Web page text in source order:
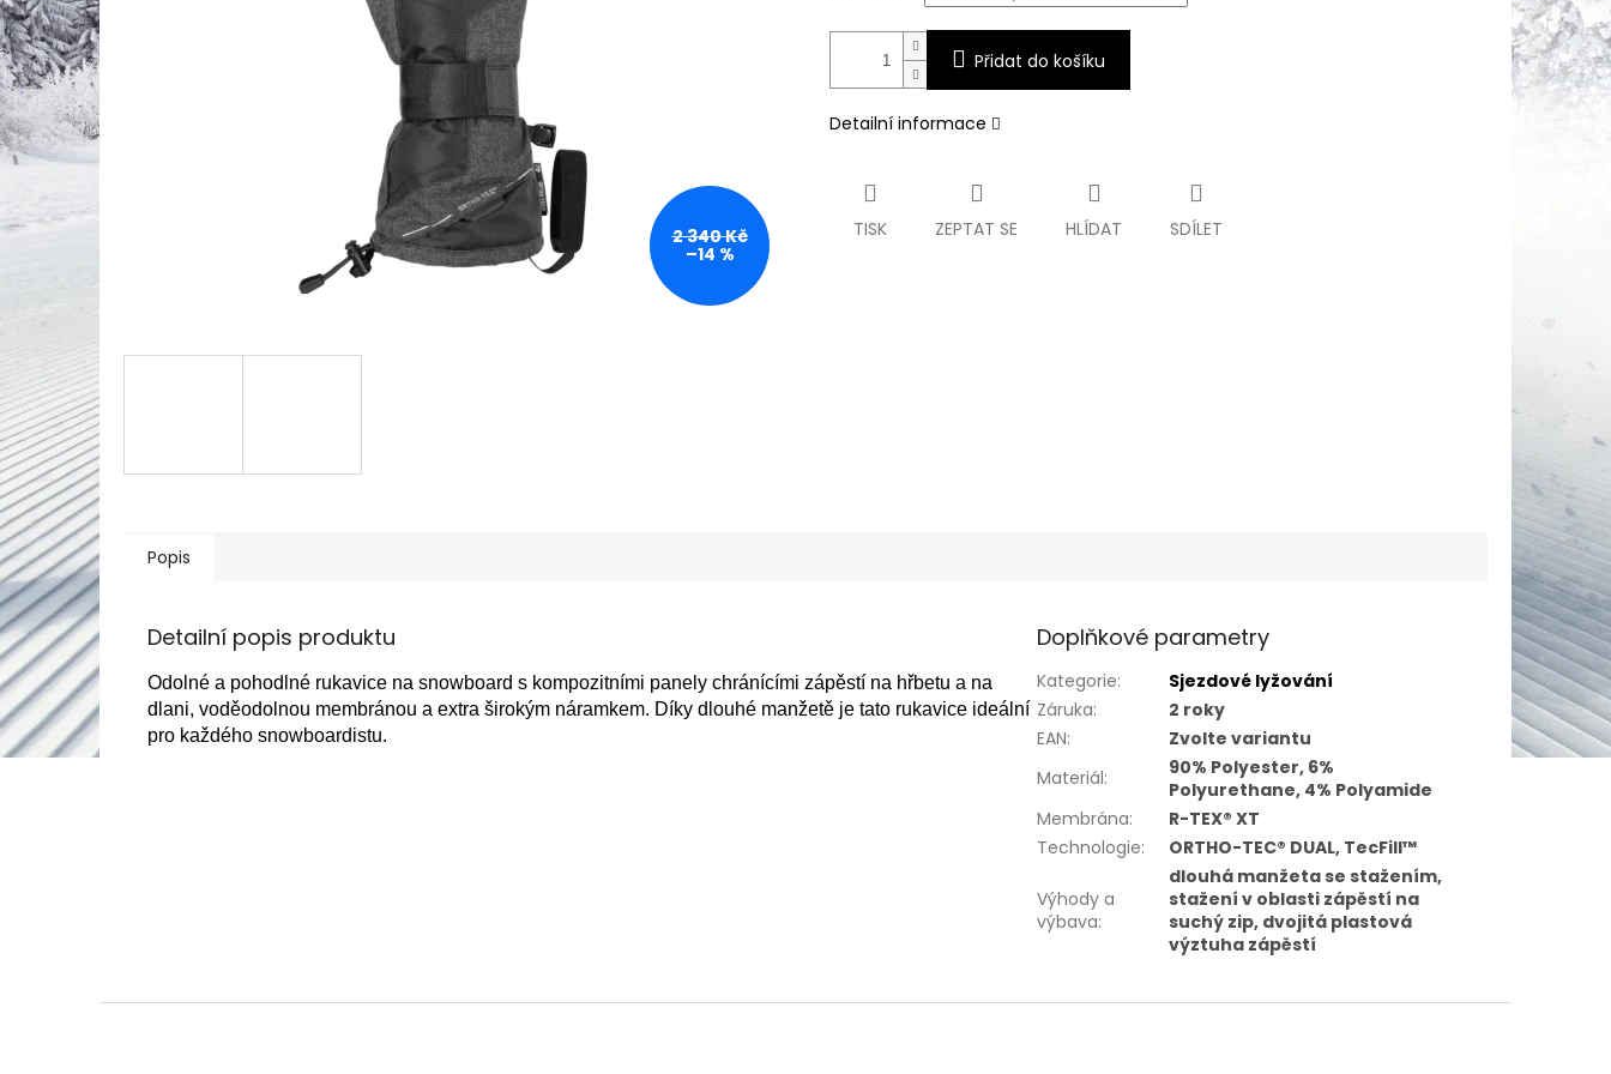
2 340 Kč
–14 %
Přidat do košíku
Detailní informace
TISK ZEPTAT SE HLÍDAT SDÍLET
Popis
Detailní popis produktu
Odolné a pohodlné rukavice na snowboard s kompozitními panely chránícími zápěstí na hřbetu a na
dlani, voděodolnou membránou a extra širokým náramkem. Díky dlouhé manžetě je tato rukavice ideální
pro každého snowboardistu.
Doplňkové parametry
Kategorie:
Sjezdové lyžování
Záruka:
2 roky
EAN:
Zvolte variantu
Materiál:
90% Polyester, 6%
Polyurethane, 4% Polyamide
Membrána:
R-TEX® XT
Technologie: ORTHO-TEC® DUAL, TecFill™
Výhody a
výbava:
dlouhá manžeta se stažením,
stažení v oblasti zápěstí na
suchý zip, dvojitá plastová
výztuha zápěstí